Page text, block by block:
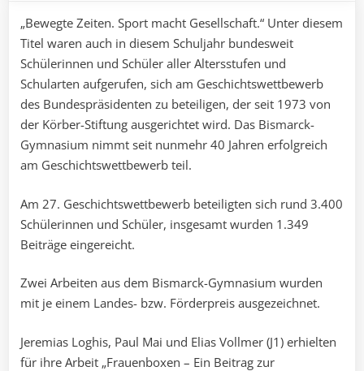
„Bewegte Zeiten. Sport macht Gesellschaft.“ Unter diesem
Titel waren auch in diesem Schuljahr bundesweit
Schülerinnen und Schüler aller Altersstufen und
Schularten aufgerufen, sich am Geschichtswettbewerb
des Bundespräsidenten zu beteiligen, der seit 1973 von
der Körber-Stiftung ausgerichtet wird. Das Bismarck-
Gymnasium nimmt seit nunmehr 40 Jahren erfolgreich
am Geschichtswettbewerb teil.
Am 27. Geschichtswettbewerb beteiligten sich rund 3.400
Schülerinnen und Schüler, insgesamt wurden 1.349
Beiträge eingereicht.
Zwei Arbeiten aus dem Bismarck-Gymnasium wurden
mit je einem Landes- bzw. Förderpreis ausgezeichnet.
Jeremias Loghis, Paul Mai und Elias Vollmer (J1) erhielten
für ihre Arbeit „Frauenboxen – Ein Beitrag zur